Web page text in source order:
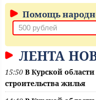
Помощь
ЛЕНТА
15:50 В Курской
строительства жилья